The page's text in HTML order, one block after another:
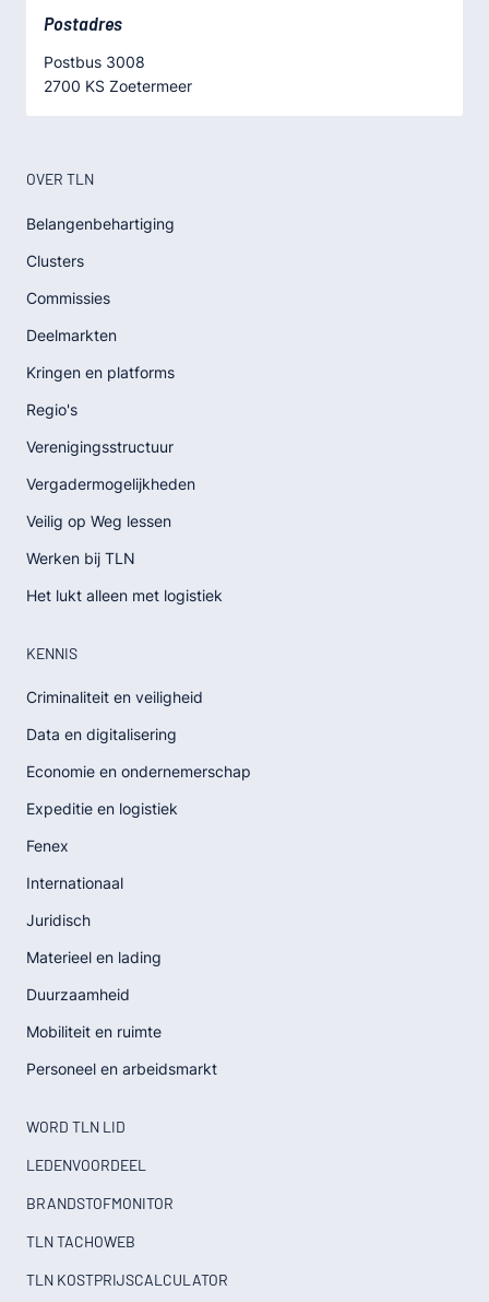
Postadres
Postbus 3008
2700 KS Zoetermeer
OVER TLN
Belangenbehartiging
Clusters
Commissies
Deelmarkten
Kringen en platforms
Regio's
Verenigingsstructuur
Vergadermogelijkheden
Veilig op Weg lessen
Werken bij TLN
Het lukt alleen met logistiek
KENNIS
Criminaliteit en veiligheid
Data en digitalisering
Economie en ondernemerschap
Expeditie en logistiek
Fenex
Internationaal
Juridisch
Materieel en lading
Duurzaamheid
Mobiliteit en ruimte
Personeel en arbeidsmarkt
WORD TLN LID
LEDENVOORDEEL
BRANDSTOFMONITOR
TLN TACHOWEB
TLN KOSTPRIJSCALCULATOR